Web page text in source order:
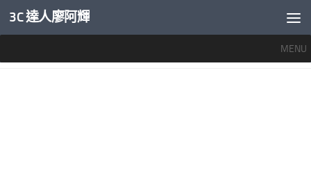
內文下方
3C 達人廖阿輝
MENU